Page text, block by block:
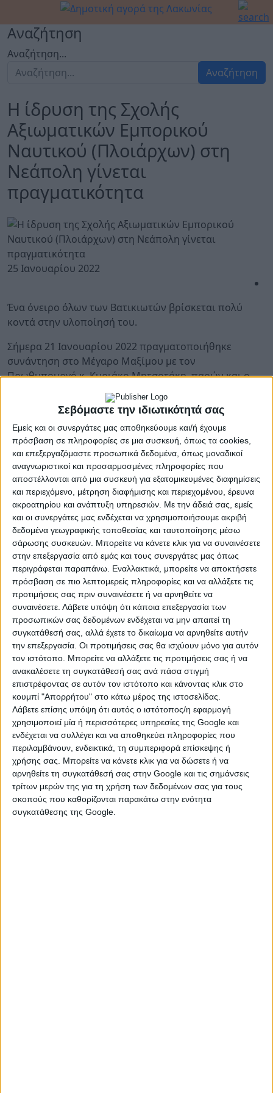
Σεβόμαστε την ιδιωτικότητά σας
Εμείς και οι συνεργάτες μας αποθηκεύουμε και/ή έχουμε
πρόσβαση σε πληροφορίες σε μια συσκευή, όπως τα cookies,
και επεξεργαζόμαστε προσωπικά δεδομένα, όπως μοναδικοί
αναγνωριστικοί και προσαρμοσμένες πληροφορίες που
αποστέλλονται από μια συσκευή για εξατομικευμένες διαφημίσεις
και περιεχόμενο, μέτρηση διαφήμισης και περιεχομένου, έρευνα
ακροατηρίου και ανάπτυξη υπηρεσιών. Με την άδειά σας, εμείς
και οι συνεργάτες μας ενδέχεται να χρησιμοποιήσουμε ακριβή
δεδομένα γεωγραφικής τοποθεσίας και ταυτοποίησης μέσω
σάρωσης συσκευών. Μπορείτε να κάνετε κλικ για να συναινέσετε
στην επεξεργασία από εμάς και τους συνεργάτες μας όπως
περιγράφεται παραπάνω. Εναλλακτικά, μπορείτε να αποκτήσετε
πρόσβαση σε πιο λεπτομερείς πληροφορίες και να αλλάξετε τις
προτιμήσεις σας πριν συναινέσετε ή να αρνηθείτε να
συναινέσετε. Λάβετε υπόψη ότι κάποια επεξεργασία των
προσωπικών σας δεδομένων ενδέχεται να μην απαιτεί τη
συγκατάθεσή σας, αλλά έχετε το δικαίωμα να αρνηθείτε αυτήν
την επεξεργασία. Οι προτιμήσεις σας θα ισχύουν μόνο για αυτόν
τον ιστότοπο. Μπορείτε να αλλάξετε τις προτιμήσεις σας ή να
ανακαλέσετε τη συγκατάθεσή σας ανά πάσα στιγμή
επιστρέφοντας σε αυτόν τον ιστότοπο και κάνοντας κλικ στο
κουμπί "Απορρήτου" στο κάτω μέρος της ιστοσελίδας.
Λάβετε επίσης υπόψη ότι αυτός ο ιστότοπος/η εφαρμογή
χρησιμοποιεί μία ή περισσότερες υπηρεσίες της Google και
ενδέχεται να συλλέγει και να αποθηκεύει πληροφορίες που
περιλαμβάνουν, ενδεικτικά, τη συμπεριφορά επίσκεψης ή
χρήσης σας. Μπορείτε να κάνετε κλικ για να δώσετε ή να
αρνηθείτε τη συγκατάθεσή σας στην Google και τις σημάνσεις
τρίτων μερών της για τη χρήση των δεδομένων σας για τους
σκοπούς που καθορίζονται παρακάτω στην ενότητα
συγκατάθεσης της Google.
Αναζήτηση
Αναζήτηση...
Αναζήτηση
Η ίδρυση της Σχολής
Αξιωματικών Εμπορικού
Ναυτικού (Πλοιάρχων) στη
Νεάπολη γίνεται
πραγματικότητα
25 Ιανουαρίου 2022
Ένα όνειρο όλων των Βατικιωτών βρίσκεται πολύ
κοντά στην υλοποίησή του.
Σήμερα 21 Ιανουαρίου 2022 πραγματοποιήθηκε
συνάντηση στο Μέγαρο Μαξίμου με τον
Πρωθυπουργό κ. Κυριάκο Μητσοτάκη, παρών και ο
Βουλευτής Λακωνίας κ. Θανάσης Δαβάκης, ο οποίος
διαμεσολάβησε για τη συνάντηση.
https://monemvasia.gov.gr/wp-
content/uploads/2022/01/3-1024x683.jpg 1024w,
https://monemvasia.gov.gr/wp-
content/uploads/2022/01/3-1536x1025.jpg1536w,
https://monemvasia.gov.gr/wp-
content/uploads/2022/01/3-2048x1366.jpg2048w,
https://monemvasia.gov.gr/wp-
content/uploads/2022/01/3-696x464.jpg696w,
https://monemvasia.gov.gr/wp-
content/uploads/2022/01/3-1068x712.jpg1068w,
https://monemvasia.gov.gr/wp-
content/uploads/2022/01/3-630x420.jpg630w" sizes="
(max-width: 490px) 100vw, 490px" style="box-sizing:
border-box; border: 0px; max-width: 100%; height: auto;
transition: opacity 0.3s cubic-bezier(0.39, 0.76, 0.51,
0.56) 0s; opacity: 0; margin-bottom: 21px; display:
block;">
https://monemvasia.gov.gr/wp-
content/uploads/2022/01/2-1024x683.jpg 1024w,
https://monemvasia.gov.gr/wp-
content/uploads/2022/01/2-1536x1025.jpg1536w,
https://monemvasia.gov.gr/wp-
content/uploads/2022/01/2-2048x1366.jpg2048w,
https://monemvasia.gov.gr/wp-
content/uploads/2022/01/2-696x464.jpg696w,
https://monemvasia.gov.gr/wp-
content/uploads/2022/01/2-1068x712.jpg